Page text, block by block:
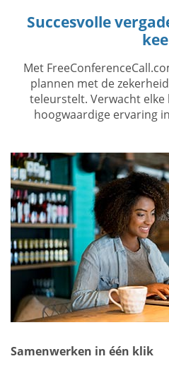
Succesvolle
Met
plannen met de
teleurstelt. Verwacht
hoogwaardige ervaring
Samenwerken in één klik